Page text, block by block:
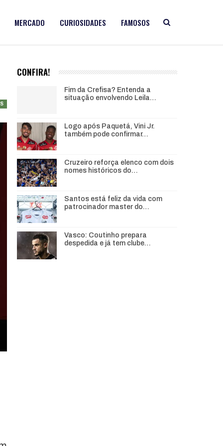
MERCADO CURIOSIDADES FAMOSOS
CONFIRA!
Fim da Crefisa? Entenda a
situação envolvendo Leila…
Logo após Paquetá, Vini Jr.
também pode confirmar…
Cruzeiro reforça elenco com dois
nomes históricos do…
Santos está feliz da vida com
patrocinador master do…
Vasco: Coutinho prepara
despedida e já tem clube…